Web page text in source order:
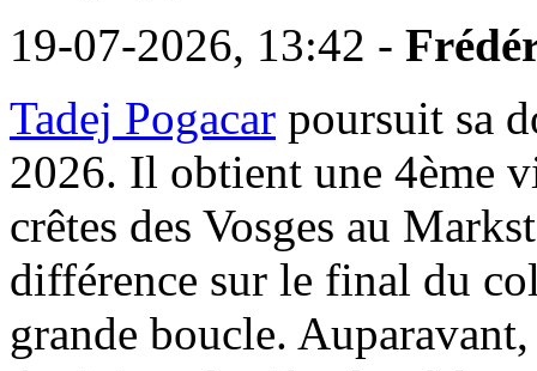
19-07-2026, 13:42 -
Tadej Pogacar poursuit sa
2026. Il obtient une 4ème
crêtes des Vosges au
différence sur le final du
grande boucle.